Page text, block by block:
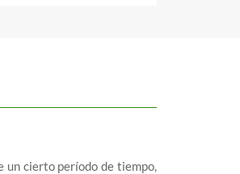
un cierto período de tiempo,